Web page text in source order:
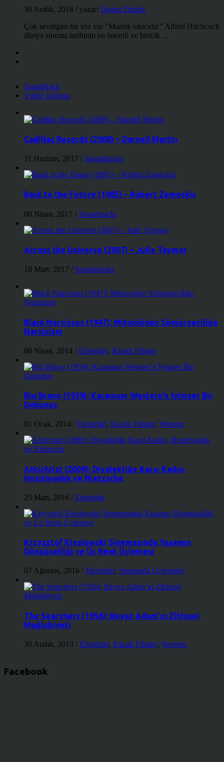
30 Aralık, 2018 / yazar: Demet Öztürk
Çok sevdiğim bir söz var “Mantık sıkıcıdır.” Alfred Hitchcock
dünya sinema tarihinin en önemli ve biricik ...
Soundtrack
Yıldız Tablosu
Cadillac Records (2008) – Darnell Martin
11 Haziran, 2017 / Soundtracks
Back to the Future (1985) – Robert Zemeckis
08 Nisan, 2017 / Soundtracks
Across the Universe (2007) – Julie Taymor
18 Mart, 2017 / Soundtracks
Black Narcissus (1947): Mitolojiden Sömürgeciliğe
Narsisizm
08 Nisan, 2014 / Eleştiriler, Klasik Filmler
Rio Bravo (1959): Karamsar Western’e İyimser Bir
Dokunuş
01 Ocak, 2014 / Eleştiriler, Klasik Filmler, Western
Antichrist (2009): Diyalektiğe Karşı Kadın,
Hıristiyanlık ve Nietzsche
25 Mart, 2016 / Eleştiriler
Krzysztof Kieslowski Sinemasında Yaşamın
Döngüselliği ve Üç Renk Üçlemesi
07 Ağustos, 2016 / Eleştiriler, Sinemada Üçlemeler
The Searchers (1956): Beyaz Adam’ın Zihinsel
Mağlubiyeti
30 Aralık, 2013 / Eleştiriler, Klasik Filmler, Western
Facebook